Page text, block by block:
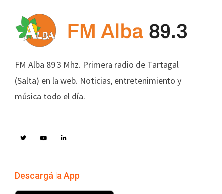
FM Alba 89.3 Mhz. Primera radio de Tartagal
(Salta) en la web. Noticias, entretenimiento y
música todo el día.
Descargá la App